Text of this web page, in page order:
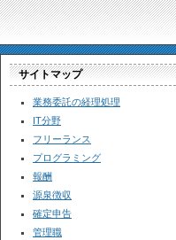
サイトマップ
業務委託の経理処理
IT分野
フリーランス
プログラミング
報酬
源泉徴収
確定申告
管理職